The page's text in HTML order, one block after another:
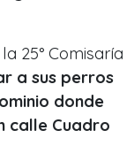
25° Comisaría
a sus perros
donde
calle Cuadro